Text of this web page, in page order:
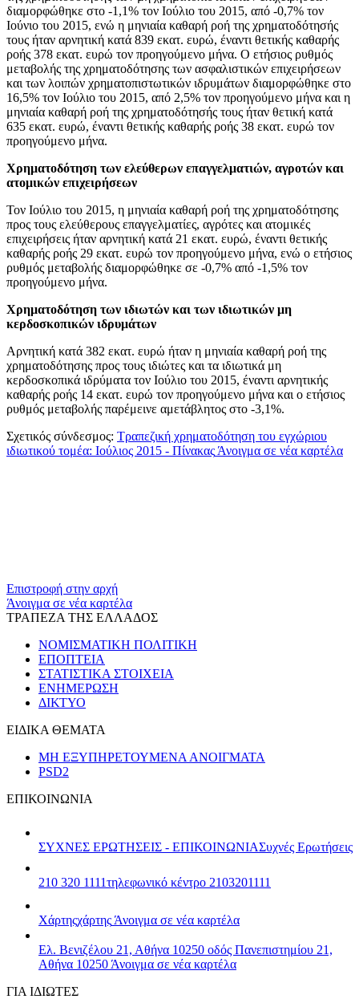
διαμορφώθηκε στο -1,1% τον Ιούλιο του 2015, από -0,7% τον
Ιούνιο του 2015, ενώ η μηνιαία καθαρή ροή της χρηματοδότησής
τους ήταν αρνητική κατά 839 εκατ. ευρώ, έναντι θετικής καθαρής
ροής 378 εκατ. ευρώ τον προηγούμενο μήνα. Ο ετήσιος ρυθμός
μεταβολής της χρηματοδότησης των ασφαλιστικών επιχειρήσεων
και των λοιπών χρηματοπιστωτικών ιδρυμάτων διαμορφώθηκε στο
16,5% τον Ιούλιο του 2015, από 2,5% τον προηγούμενο μήνα και η
μηνιαία καθαρή ροή της χρηματοδότησής τους ήταν θετική κατά
635 εκατ. ευρώ, έναντι θετικής καθαρής ροής 38 εκατ. ευρώ τον
προηγούμενο μήνα.
Χρηματοδότηση των ελεύθερων επαγγελματιών, αγροτών και
ατομικών επιχειρήσεων
Τον Ιούλιο του 2015, η μηνιαία καθαρή ροή της χρηματοδότησης
προς τους ελεύθερους επαγγελματίες, αγρότες και ατομικές
επιχειρήσεις ήταν αρνητική κατά 21 εκατ. ευρώ, έναντι θετικής
καθαρής ροής 29 εκατ. ευρώ τον προηγούμενο μήνα, ενώ ο ετήσιος
ρυθμός μεταβολής διαμορφώθηκε σε -0,7% από -1,5% τον
προηγούμενο μήνα.
Χρηματοδότηση των ιδιωτών και των ιδιωτικών μη
κερδοσκοπικών ιδρυμάτων
Αρνητική κατά 382 εκατ. ευρώ ήταν η μηνιαία καθαρή ροή της
χρηματοδότησης προς τους ιδιώτες και τα ιδιωτικά μη
κερδοσκοπικά ιδρύματα τον Ιούλιο του 2015, έναντι αρνητικής
καθαρής ροής 14 εκατ. ευρώ τον προηγούμενο μήνα και ο ετήσιος
ρυθμός μεταβολής παρέμεινε αμετάβλητος στο -3,1%.
Σχετικός σύνδεσμος: Τραπεζική χρηματοδότηση του εγχώριου
ιδιωτικού τομέα: Ιούλιος 2015 - Πίνακας Άνοιγμα σε νέα καρτέλα
Επιστροφή στην αρχή
Άνοιγμα σε νέα καρτέλα
ΤΡΑΠΕΖΑ ΤΗΣ ΕΛΛΑΔΟΣ
ΝΟΜΙΣΜΑΤΙΚΗ ΠΟΛΙΤΙΚΗ
ΕΠΟΠΤΕΙΑ
ΣΤΑΤΙΣΤΙΚΑ ΣΤΟΙΧΕΙΑ
ΕΝΗΜΕΡΩΣΗ
ΔΙΚΤΥΟ
ΕΙΔΙΚΑ ΘΕΜΑΤΑ
ΜΗ ΕΞΥΠΗΡΕΤΟΥΜΕΝΑ ΑΝΟΙΓΜΑΤΑ
PSD2
ΕΠΙΚΟΙΝΩΝΙΑ
ΣΥΧΝΕΣ ΕΡΩΤΗΣΕΙΣ - ΕΠΙΚΟΙΝΩΝΙΑΣυχνές Ερωτήσεις
210 320 1111τηλεφωνικό κέντρο 2103201111
Χάρτηςχάρτης Άνοιγμα σε νέα καρτέλα
Ελ. Βενιζέλου 21, Αθήνα 10250 οδός Πανεπιστημίου 21,
Αθήνα 10250 Άνοιγμα σε νέα καρτέλα
ΓΙΑ ΙΔΙΩΤΕΣ